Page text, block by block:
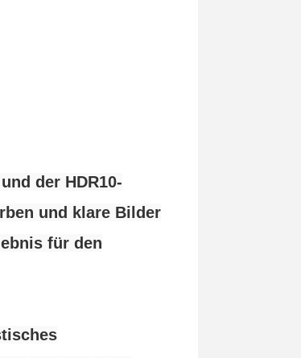
der HDR10-
und klare Bilder
für den